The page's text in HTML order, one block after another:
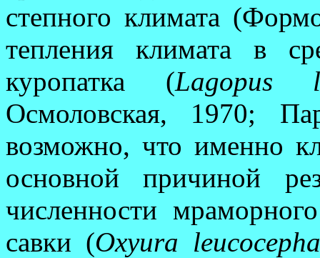
степ­ного климата
тепления климата в
куропатка (Lagopus
Осмоловская, 1970;
возможно, что именно
основной причиной
численности
савки (Oxyura